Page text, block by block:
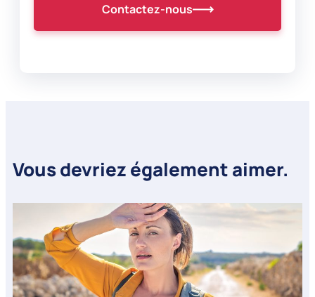
Contactez-nous
Vous devriez également aimer.